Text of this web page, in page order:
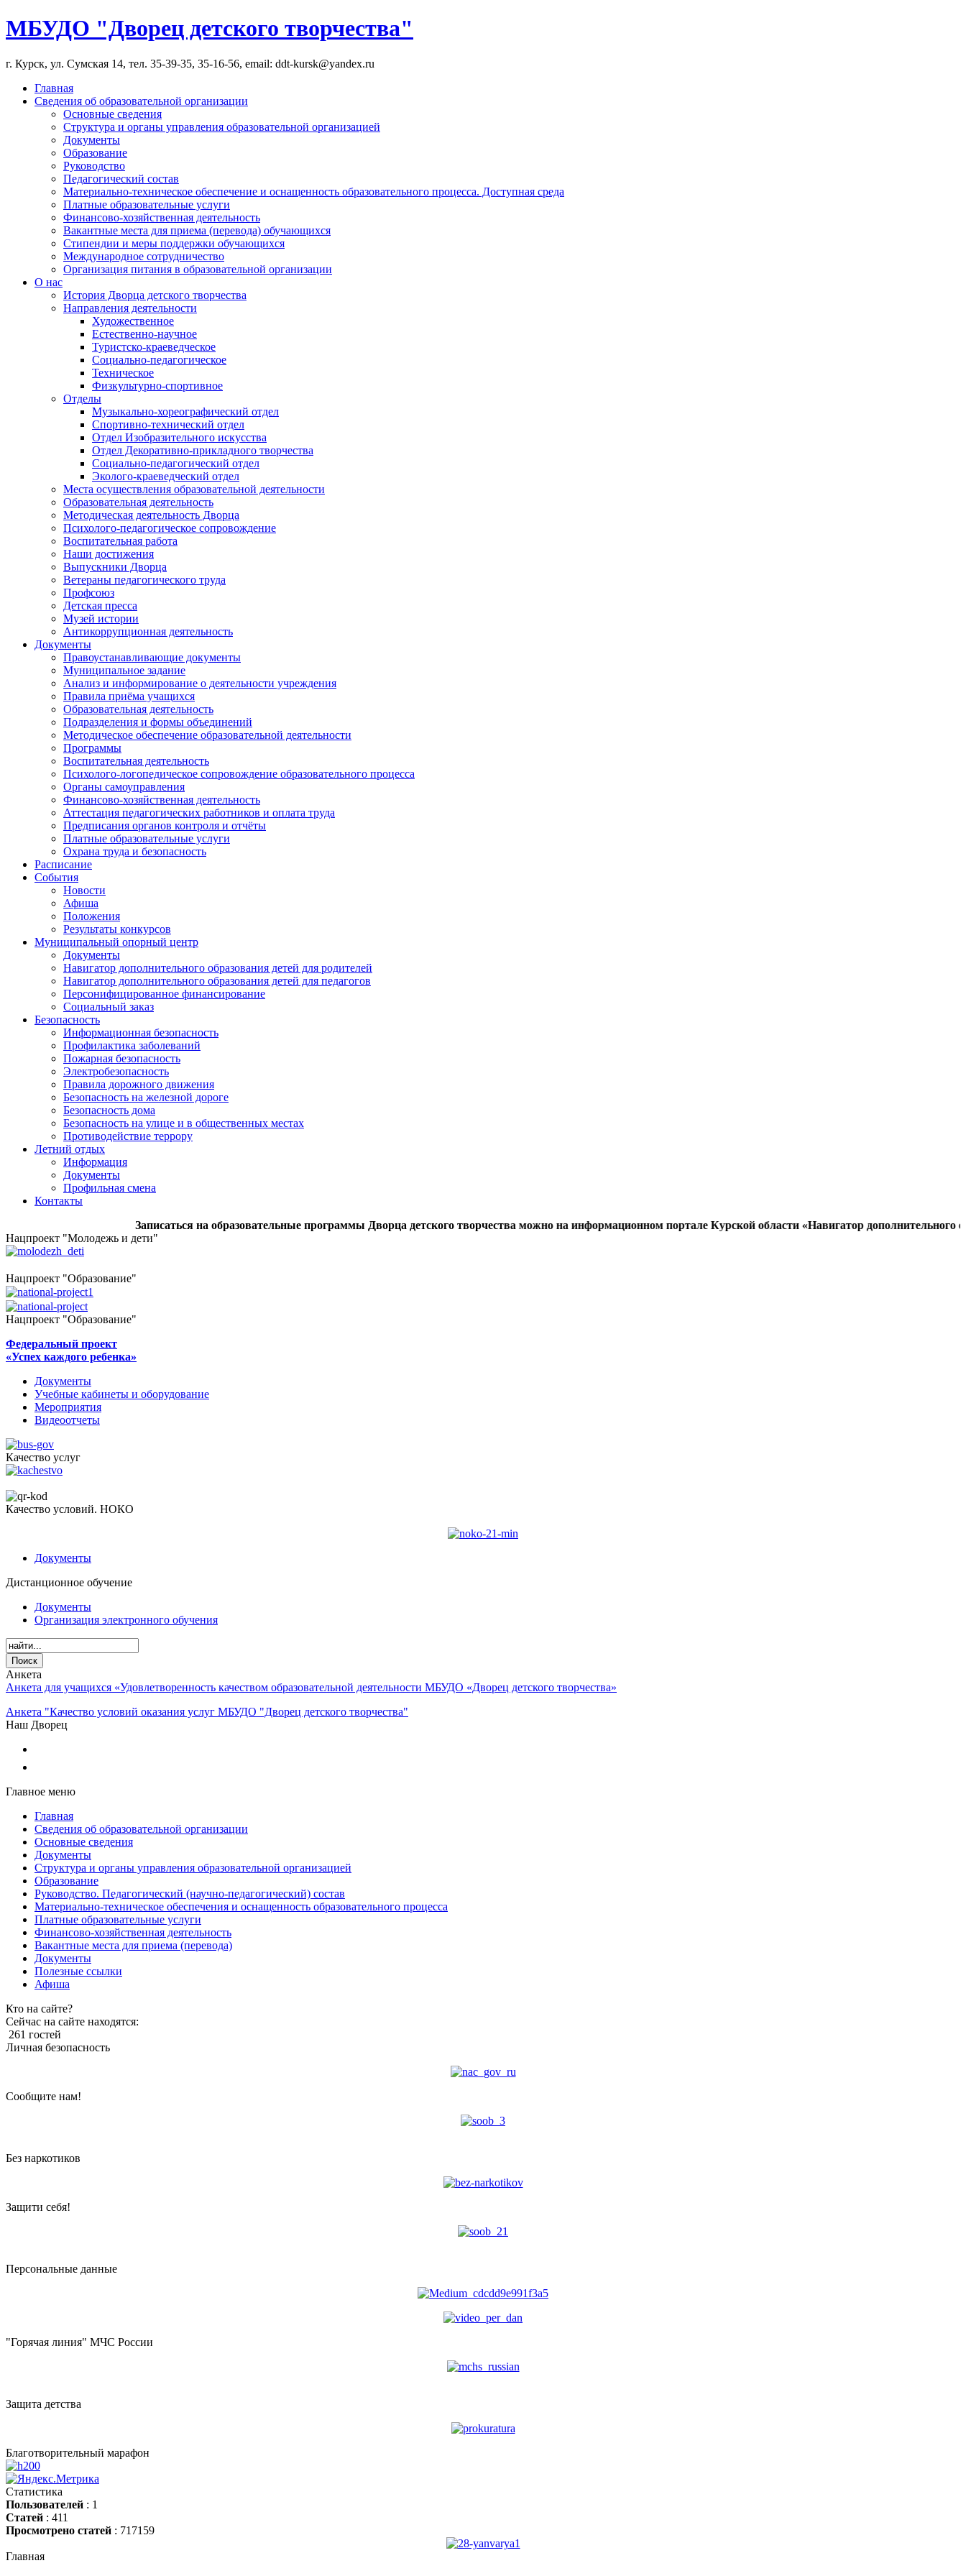
МБУДО "Дворец детского творчества"
г. Курск, ул. Сумская 14, тел. 35-39-35, 35-16-56, email: ddt-kursk@yandex.ru
Главная
Сведения об образовательной организации
Основные сведения
Структура и органы управления образовательной организацией
Документы
Образование
Руководство
Педагогический состав
Материально-техническое обеспечение и оснащенность образовательного процесса. Доступная среда
Платные образовательные услуги
Финансово-хозяйственная деятельность
Вакантные места для приема (перевода) обучающихся
Стипендии и меры поддержки обучающихся
Международное сотрудничество
Организация питания в образовательной организации
О нас
История Дворца детского творчества
Направления деятельности
Художественное
Естественно-научное
Туристско-краеведческое
Социально-педагогическое
Техническое
Физкультурно-спортивное
Отделы
Музыкально-хореографический отдел
Спортивно-технический отдел
Отдел Изобразительного искусства
Отдел Декоративно-прикладного творчества
Социально-педагогический отдел
Эколого-краеведческий отдел
Места осуществления образовательной деятельности
Образовательная деятельность
Методическая деятельность Дворца
Психолого-педагогическое сопровождение
Воспитательная работа
Наши достижения
Выпускники Дворца
Ветераны педагогического труда
Профсоюз
Детская пресса
Музей истории
Антикоррупционная деятельность
Документы
Правоустанавливающие документы
Муниципальное задание
Анализ и информирование о деятельности учреждения
Правила приёма учащихся
Образовательная деятельность
Подразделения и формы объединений
Методическое обеспечение образовательной деятельности
Программы
Воспитательная деятельность
Психолого-логопедическое сопровождение образовательного процесса
Органы самоуправления
Финансово-хозяйственная деятельность
Аттестация педагогических работников и оплата труда
Предписания органов контроля и отчёты
Платные образовательные услуги
Охрана труда и безопасность
Расписание
События
Новости
Афиша
Положения
Результаты конкурсов
Муниципальный опорный центр
Документы
Навигатор дополнительного образования детей для родителей
Навигатор дополнительного образования детей для педагогов
Персонифицированное финансирование
Социальный заказ
Безопасность
Информационная безопасность
Профилактика заболеваний
Пожарная безопасность
Электробезопасность
Правила дорожного движения
Безопасность на железной дороге
Безопасность дома
Безопасность на улице и в общественных местах
Противодействие террору
Летний отдых
Информация
Документы
Профильная смена
Контакты
Записаться на образовательные программы Дворца детского творчества можно на информационном портале Курской области «Навигатор дополнительного
Нацпроект "Молодежь и дети"
Нацпроект "Образование"
Нацпроект "Образование"
Федеральный проект
«Успех каждого ребенка»
Документы
Учебные кабинеты и оборудование
Мероприятия
Видеоотчеты
Качество услуг
Качество условий. НОКО
Документы
Дистанционное обучение
Документы
Организация электронного обучения
Анкета
Анкета для учащихся «Удовлетворенность качеством образовательной деятельности МБУДО «Дворец детского творчества»
Анкета "Качество условий оказания услуг МБУДО "Дворец детского творчества"
Наш Дворец
Главное меню
Главная
Сведения об образовательной организации
Основные сведения
Документы
Структура и органы управления образовательной организацией
Образование
Руководство. Педагогический (научно-педагогический) состав
Материально-техническое обеспечения и оснащенность образовательного процесса
Платные образовательные услуги
Финансово-хозяйственная деятельность
Вакантные места для приема (перевода)
Документы
Полезные ссылки
Афиша
Кто на сайте?
Сейчас на сайте находятся:
261 гостей
Личная безопасность
Сообщите нам!
Без наркотиков
Защити себя!
Персональные данные
"Горячая линия" МЧС России
Защита детства
Благотворительный марафон
Статистика
Пользователей : 1
Статей : 411
Просмотрено статей : 717159
Главная